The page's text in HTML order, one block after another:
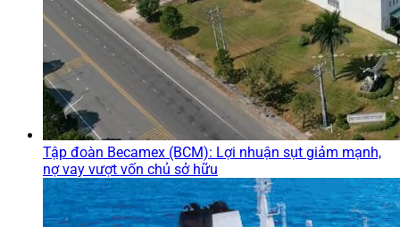
Tập đoàn Becamex (BCM): Lợi nhuận sụt giảm mạnh,
nợ vay vượt vốn chủ sở hữu